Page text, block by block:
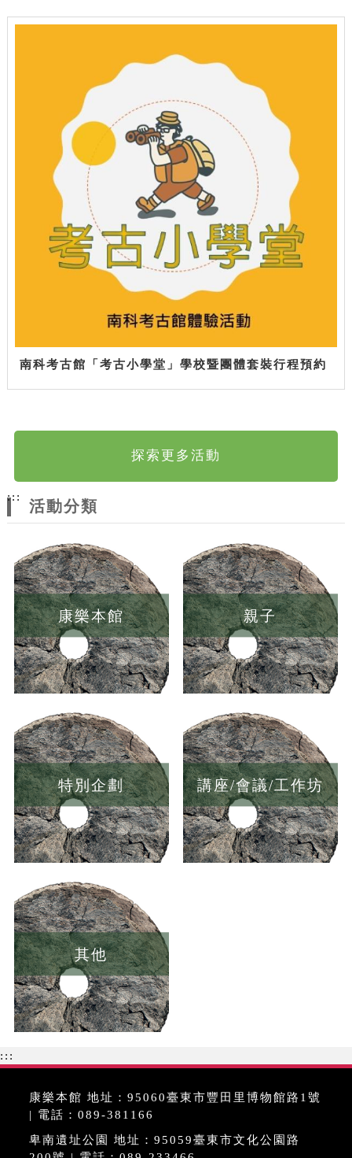
南科考古館「考古小學堂」學校暨團體套裝行程預約
探索更多活動
:::
活動分類
康樂本館 親子
特別企劃 講座/會議/工作坊
其他
:::
康樂本館 地址：95060臺東市豐田里博物館路1號
| 電話：089-381166
卑南遺址公園 地址：95059臺東市文化公園路